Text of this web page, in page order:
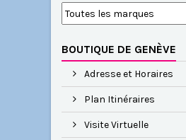
BOUTIQUE DE GENÈVE
Adresse et Horaires
Plan Itinéraires
Visite Virtuelle